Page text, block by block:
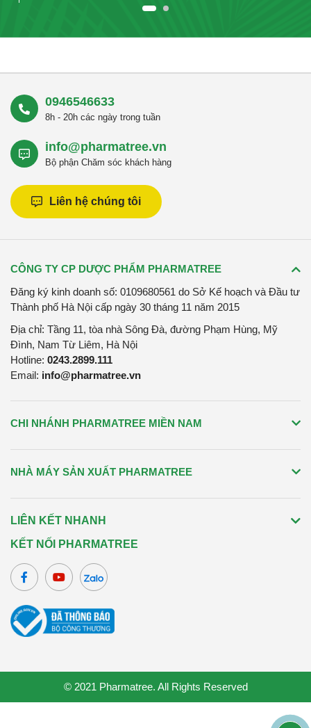
0946546633
8h - 20h các ngày trong tuần
info@pharmatree.vn
Bộ phận Chăm sóc khách hàng
Liên hệ chúng tôi
CÔNG TY CP DƯỢC PHẨM PHARMATREE
Đăng ký kinh doanh số: 0109680561 do Sở Kế hoạch và Đầu tư
Thành phố Hà Nội cấp ngày 30 tháng 11 năm 2015
Địa chỉ: Tầng 11, tòa nhà Sông Đà, đường Phạm Hùng, Mỹ
Đình, Nam Từ Liêm, Hà Nội
Hotline: 0243.2899.111
Email: info@pharmatree.vn
CHI NHÁNH PHARMATREE MIỀN NAM
NHÀ MÁY SẢN XUẤT PHARMATREE
LIÊN KẾT NHANH
KẾT NỐI PHARMATREE
© 2021 Pharmatree. All Rights Reserved